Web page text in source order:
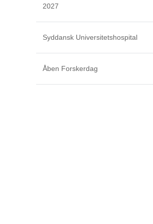
2027
Syddansk Universitetshospital
Åben Forskerdag